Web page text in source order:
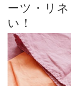
ーツ・リ
い！